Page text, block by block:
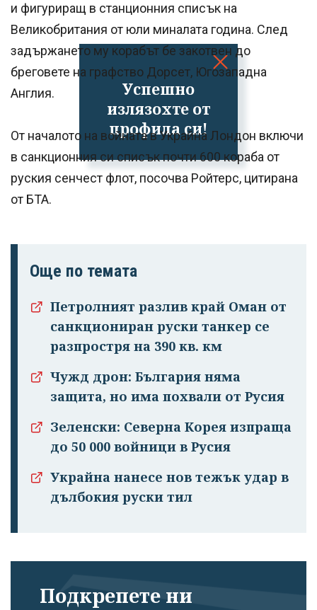
Успешно
излязохте от
профила си!
и фигуриращ в станционния списък на
Великобритания от юли миналата година. След
задържането му корабът бе закотвен до
бреговете на графство Дорсет, Югозападна
Англия.
От началото на войната в Украйна Лондон включи
в санкционния си списък почти 600 кораба от
руския сенчест флот, посочва Ройтерс, цитирана
от БТА.
Още по темата
Петролният разлив край Оман от
санкциониран руски танкер се
разпростря на 390 кв. км
Чужд дрон: България няма
защита, но има похвали от Русия
Зеленски: Северна Корея изпраща
до 50 000 войници в Русия
Украйна нанесе нов тежък удар в
дълбокия руски тил
Подкрепете ни